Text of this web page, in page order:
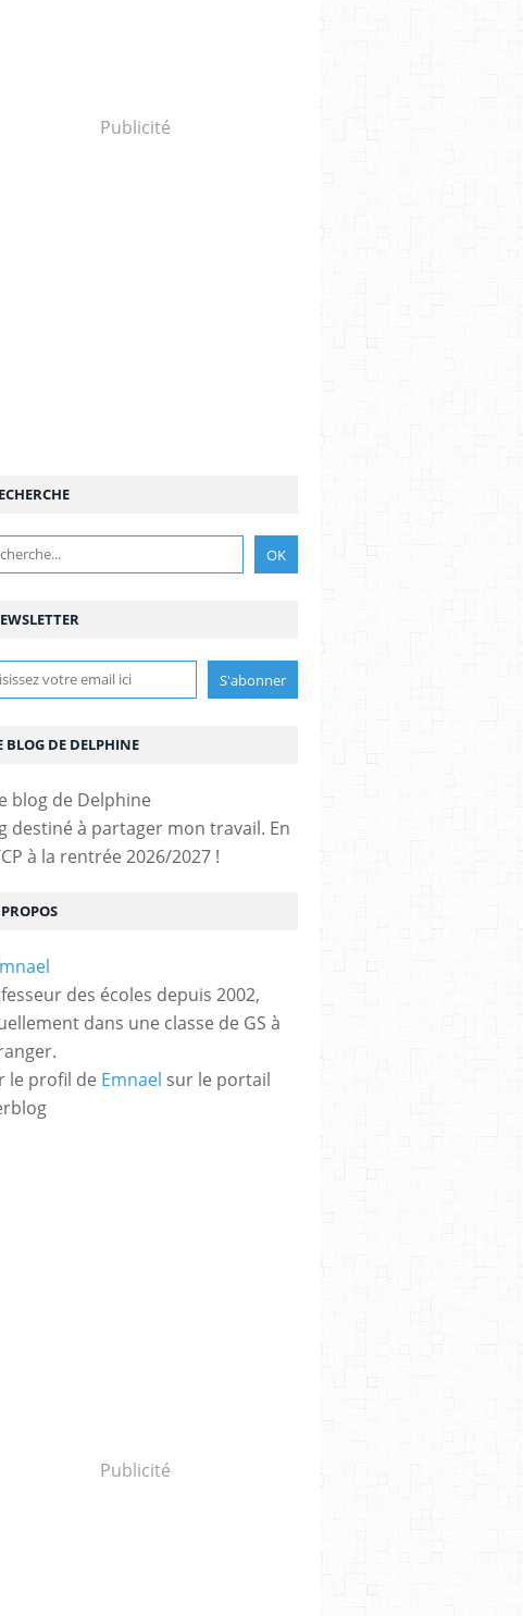
Publicité
BLOG DE DELPHINE
destiné à partager mon travail. En
à la rentrée 2026/2027 !
des écoles depuis 2002,
dans une classe de GS à
le profil de Emnael sur le portail
Publicité